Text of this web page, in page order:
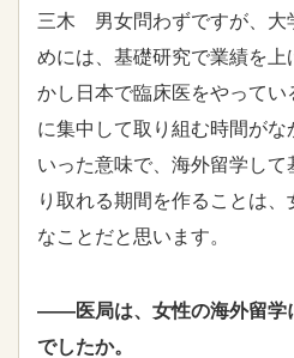
三木 男女問わずですが、大
めには、基礎研究で業績を上
かし日本で臨床医をやって
に集中して取り組む時間がな
いった意味で、海外留学し
り取れる期間を作ることは
なことだと思います。
――医局は、女性の海外留学
でしたか。